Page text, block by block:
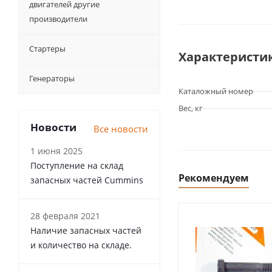
Каталожный номер
Вес, кг
Рекомендуем
двигателей другие
производители
Стартеры
Генераторы
Новости Все новости
1 июня 2025
Поступление на склад
запасных частей Cummins
28 февраля 2021
Наличие запасных частей
и количество на складе.